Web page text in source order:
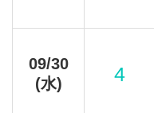
09/30
(水)
4